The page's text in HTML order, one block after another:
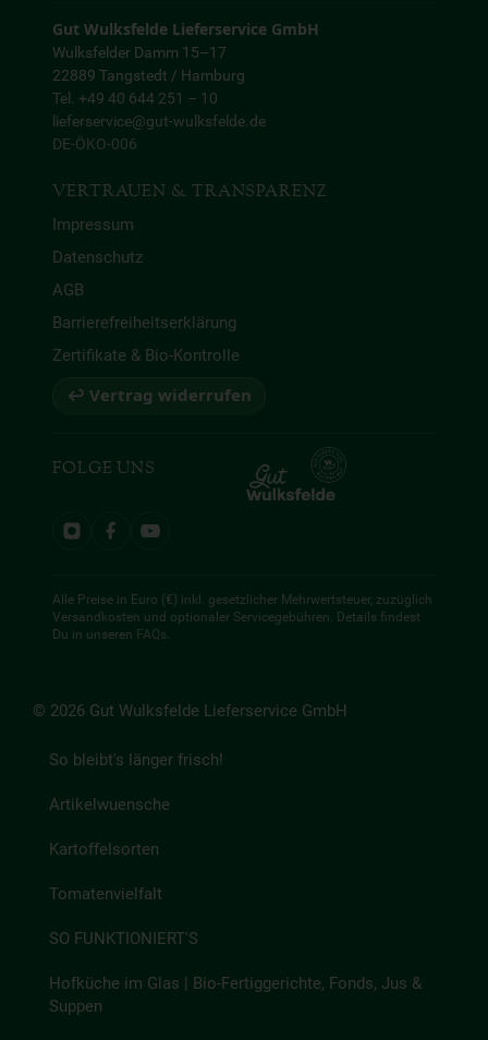
Gut Wulksfelde Lieferservice GmbH
Wulksfelder Damm 15–17
22889 Tangstedt / Hamburg
Tel. +49 40 644 251 – 10
lieferservice@gut-wulksfelde.de
DE-ÖKO-006
VERTRAUEN & TRANSPARENZ
Impressum
Datenschutz
AGB
Barrierefreiheitserklärung
Zertifikate & Bio-Kontrolle
↩ Vertrag widerrufen
FOLGE UNS
Alle Preise in Euro (€) inkl. gesetzlicher Mehrwertsteuer, zuzüglich
Versandkosten und optionaler Servicegebühren. Details findest
Du in unseren FAQs.
© 2026 Gut Wulksfelde Lieferservice GmbH
So bleibt's länger frisch!
Artikelwuensche
Kartoffelsorten
Tomatenvielfalt
SO FUNKTIONIERT'S
Hofküche im Glas | Bio-Fertiggerichte, Fonds, Jus &
Suppen